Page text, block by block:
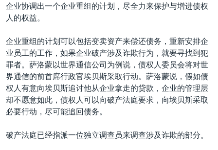
全球议题
环境
美国建国250周年
埃博拉疫情
美国之音专访
重要讲话与声明
台海两岸关系
南中国海争端
关注西藏
关注我们
其他语言网站
企业协调出一个企业重组的计划，尽全力来保护与增进债权
人的权益。
企业重组的计划可以包括变卖资产来偿还债务，重新安排企
业员工的工作，如果企业破产涉及诈欺行为，就要寻找到犯
罪者。萨洛蒙以世界通信公司为例说，债权人委员会将对世
界通信的前首席行政官埃贝斯采取行动。萨洛蒙说，假如债
权人有意向埃贝斯追讨他从企业拿走的贷款，企业的管理层
却不愿意如此，债权人可以向破产法庭要求，向埃贝斯采取
必要行动，尽可能追回债务。
破产法庭已经指派一位独立调查员来调查涉及诈欺的部分。